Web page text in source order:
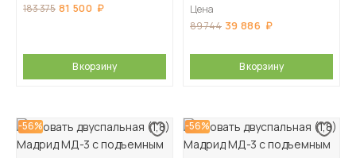
183 375 81 500
В корзину
Цена
89 744 39 886
В корзину
-56% -56%